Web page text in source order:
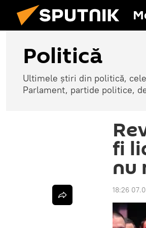
Politică
Ultimele știri din politică,
Parlament, partide politice,
fi
nu
18:26